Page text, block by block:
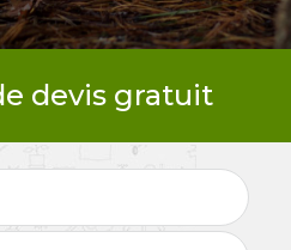
devis gratuit